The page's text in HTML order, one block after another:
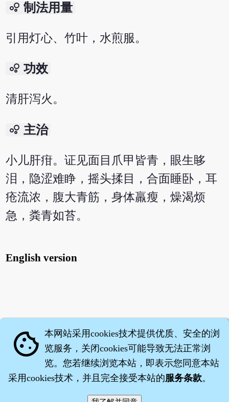
bubble_chart 制法用量
引用灯心、竹叶，水煎服。
bubble_chart 功效
清肝泻火。
bubble_chart 主治
小儿肝疳。证见面目爪甲皆青，眼生眵
泪，隐涩难睁，摇头揉目，合面睡卧，耳
疮流浓，腹大青筋，身体羸瘦，燥渴烦
急，粪青如苔。
English version
cookie 本网站采用cookies技术提供优质、安全的浏
览服务，关闭cookies可能导致无法正常浏
览。您若继续浏览本站，即表示您同意本站
采用cookies技术，并且完全接受本站的服务条款。